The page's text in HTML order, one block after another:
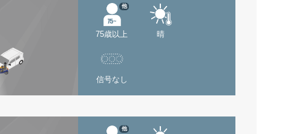
75歳以上
他
晴
信号なし
他